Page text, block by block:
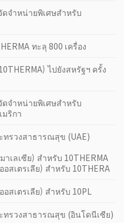
จำหน่ายพิเศษสำหรับ
ทะลุ 800 เครื่อง
ไปยังสหรัฐฯ ครั้ง
จำหน่ายพิเศษสำหรับ
มริกา
ทรวงสาธารณสุข (UAE)
าเลเซีย) สำหรับ 10THERMA
สเตรเลีย) สำหรับ 10THERA
สเตรเลีย) สำหรับ 10PL
ทรวงสาธารณสุข (อินโดนีเซีย)